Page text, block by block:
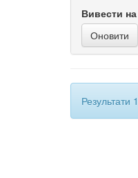
Вивести на
Результати